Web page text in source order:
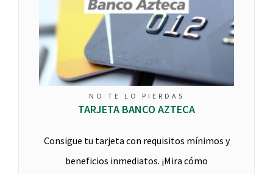
NO TE LO PIERDAS
TARJETA BANCO AZTECA
Consigue tu tarjeta con requisitos mínimos y
beneficios inmediatos. ¡Mira cómo